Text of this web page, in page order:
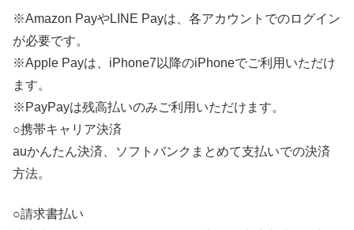
※Amazon PayやLINE Payは、各アカウントでのログイン
が必要です。
※Apple Payは、iPhone7以降のiPhoneでご利用いただけ
ます。
※PayPayは残高払いのみご利用いただけます。
○携帯キャリア決済
auかんたん決済、ソフトバンクまとめて支払いでの決済
方法。
○請求書払い